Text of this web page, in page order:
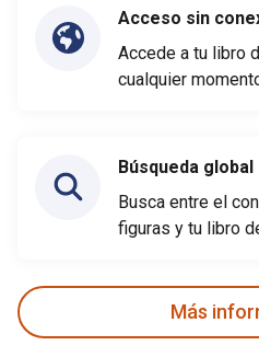
Acceso sin
Accede a tu libro
cualquier
Búsqueda global
Busca entre el
figuras y tu libro
Más